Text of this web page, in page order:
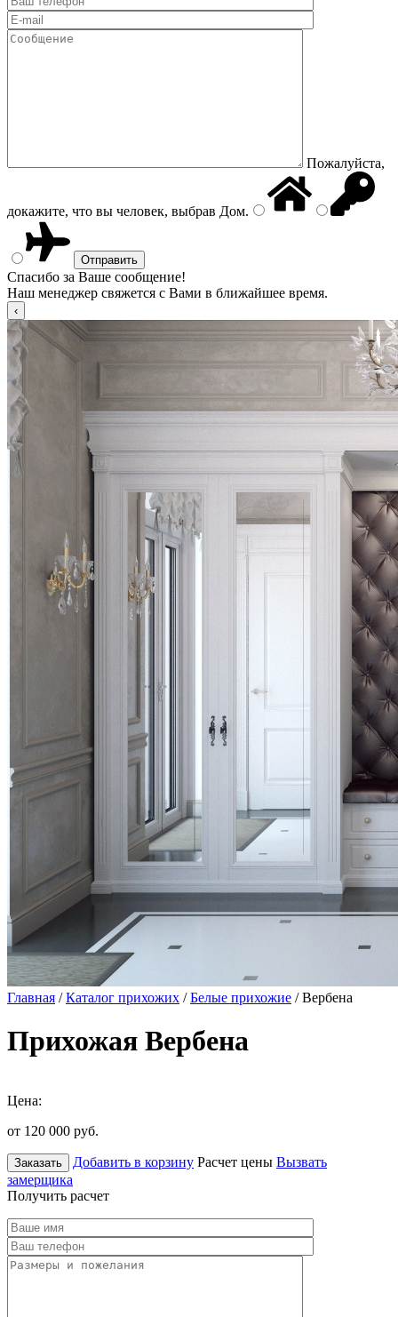
Пожалуйста,
докажите, что вы человек, выбрав Дом.
Спасибо за Ваше сообщение!
Наш менеджер свяжется с Вами в ближайшее время.
Главная /Каталог прихожих /Белые прихожие / Вербена
Прихожая Вербена
Цена:
от 120 000 руб.
Заказать Добавить в корзину Расчет цены Вызвать
замерщика
Получить расчет